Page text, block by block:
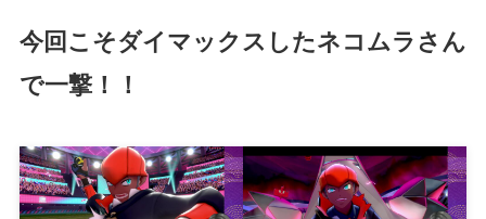
今回こそダイマックスしたネコムラさん
で一撃！！